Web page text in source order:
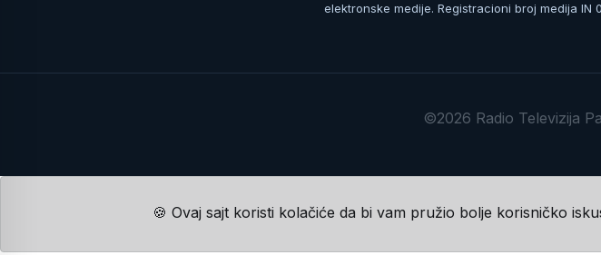
elektronske medije. Registracioni broj medija IN
©2026 Radio Televizija
🍪 Ovaj sajt koristi kolačiće da bi vam pružio bolje korisničko